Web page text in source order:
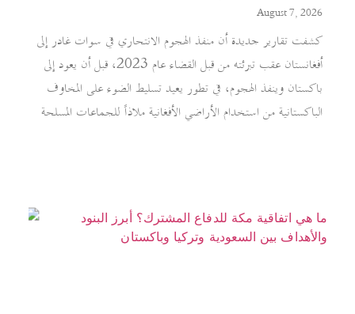
August 7, 2026
كشفت تقارير جديدة أن منفذ الهجوم الانتحاري في سوات غادر إلى
أفغانستان عقب تبرئته من قبل القضاء عام 2023، قبل أن يعود إلى
باكستان وينفذ الهجوم، في تطور يعيد تسليط الضوء على المخاوف
الباكستانية من استخدام الأراضي الأفغانية ملاذاً للجماعات المسلحة